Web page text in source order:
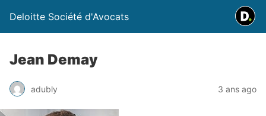
Deloitte Société d'Avocats
Jean Demay
adubly 3 ans ago